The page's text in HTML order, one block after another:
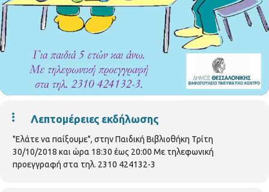
Λεπτομέρειες εκδήλωσης
"Ελάτε να παίξουμε", στην Παιδική Βιβλιοθήκη Τρίτη
30/10/2018 και ώρα 18:30 έως 20:00 Με τηλεφωνική
προεγγραφή στα τηλ. 2310 424132-3